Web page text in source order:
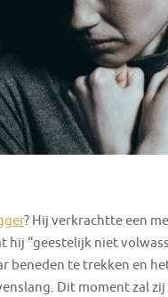
? Hij verkrachtte een
hij “geestelijk niet
beneden te trekken en
Dit moment zal